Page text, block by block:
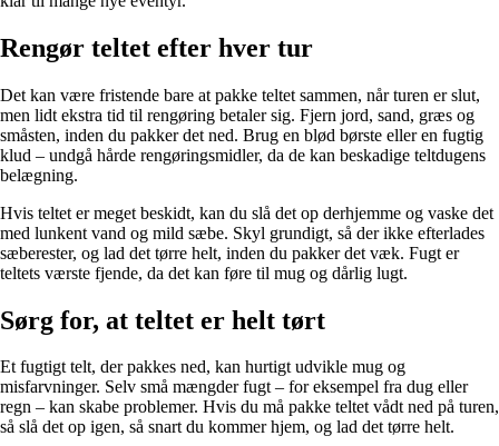
Rengør teltet efter hver tur
Det kan være fristende bare at pakke teltet sammen, når turen er slut,
men lidt ekstra tid til rengøring betaler sig. Fjern jord, sand, græs og
småsten, inden du pakker det ned. Brug en blød børste eller en fugtig
klud – undgå hårde rengøringsmidler, da de kan beskadige teltdugens
belægning.
Hvis teltet er meget beskidt, kan du slå det op derhjemme og vaske det
med lunkent vand og mild sæbe. Skyl grundigt, så der ikke efterlades
sæberester, og lad det tørre helt, inden du pakker det væk. Fugt er
teltets værste fjende, da det kan føre til mug og dårlig lugt.
Sørg for, at teltet er helt tørt
Et fugtigt telt, der pakkes ned, kan hurtigt udvikle mug og
misfarvninger. Selv små mængder fugt – for eksempel fra dug eller
regn – kan skabe problemer. Hvis du må pakke teltet vådt ned på turen,
så slå det op igen, så snart du kommer hjem, og lad det tørre helt.